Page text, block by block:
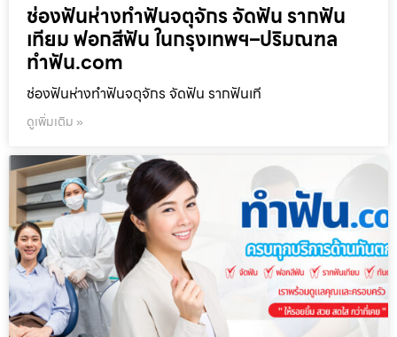
ช่องฟันห่างทำฟันจตุจักร จัดฟัน รากฟัน
เทียม ฟอกสีฟัน ในกรุงเทพฯ–ปริมณฑล
ทำฟัน.com
ช่องฟันห่างทำฟันจตุจักร จัดฟัน รากฟันเที
ดูเพิ่มเติม »